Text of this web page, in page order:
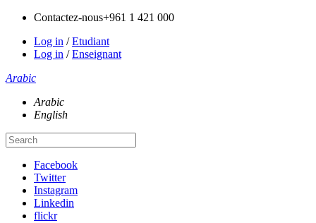
Contactez-nous+961 1 421 000
Log in /Etudiant
Log in /Enseignant
Arabic
Arabic
English
Facebook
Twitter
Instagram
Linkedin
flickr